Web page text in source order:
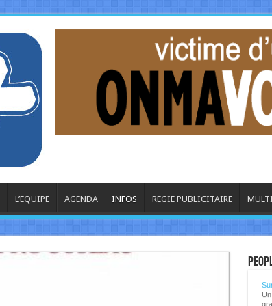
L’EQUIPE AGENDA INFOS REGIE PUBLICITAIRE
...